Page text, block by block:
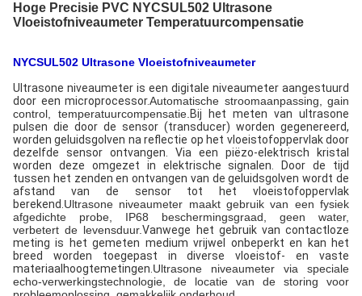
Hoge Precisie PVC NYCSUL502 Ultrasone
Vloeistofniveaumeter Temperatuurcompensatie
NYCSUL502 Ultrasone Vloeistofniveaumeter
Ultrasone niveaumeter is een digitale niveaumeter aangestuurd
door een microprocessor.Automatische stroomaanpassing, gain
control, temperatuurcompensatie. Bij het meten van ultrasone
pulsen die door de sensor (transducer) worden gegenereerd,
worden geluidsgolven na reflectie op het vloeistofoppervlak door
dezelfde sensor ontvangen. Via een piëzo-elektrisch kristal
worden deze omgezet in elektrische signalen. Door de tijd
tussen het zenden en ontvangen van de geluidsgolven wordt de
afstand van de sensor tot het vloeistofoppervlak
berekend. Ultrasone niveaumeter maakt gebruik van een fysiek
afgedichte probe, IP68 beschermingsgraad, geen water,
verbetert de levensduur.Vanwege het gebruik van contactloze
meting is het gemeten medium vrijwel onbeperkt en kan het
breed worden toegepast in diverse vloeistof- en vaste
materiaalhoogtemetingen. Ultrasone niveaumeter via speciale
echo-verwerkingstechnologie, de locatie van de storing voor